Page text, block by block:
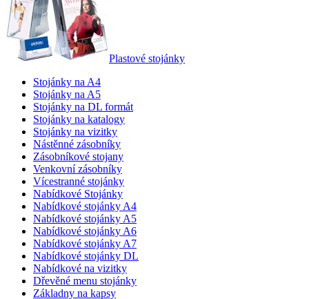
Plastové stojánky
Stojánky na A4
Stojánky na A5
Stojánky na DL formát
Stojánky na katalogy
Stojánky na vizitky
Nástěnné zásobníky
Zásobníkové stojany
Venkovní zásobníky
Vícestranné stojánky
Nabídkové Stojánky
Nabídkové stojánky A4
Nabídkové stojánky A5
Nabídkové stojánky A6
Nabídkové stojánky A7
Nabídkové stojánky DL
Nabídkové na vizitky
Dřevěné menu stojánky
Základny na kapsy